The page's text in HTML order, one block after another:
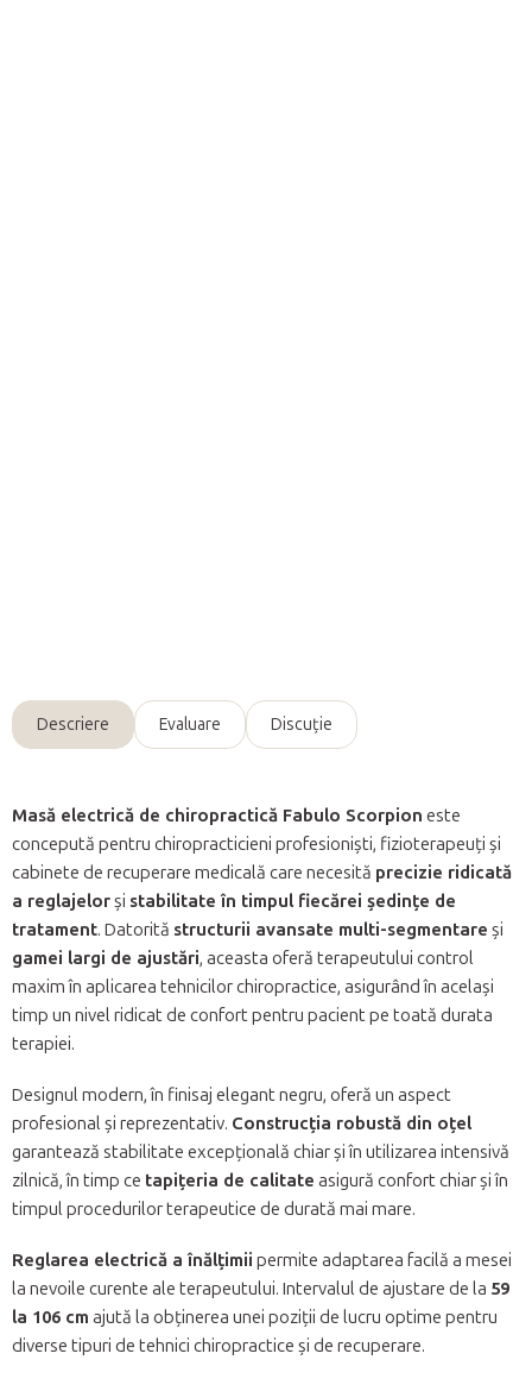
Descriere Evaluare Discuţie
Masă electrică de chiropractică Fabulo Scorpion este
concepută pentru chiropracticieni profesioniști, fizioterapeuți și
cabinete de recuperare medicală care necesită precizie ridicată
a reglajelorși stabilitate în timpul fiecărei ședințe de
tratament. Datorită structurii avansate multi-segmentare și
gamei largi de ajustări, aceasta oferă terapeutului control
maxim în aplicarea tehnicilor chiropractice, asigurând în același
timp un nivel ridicat de confort pentru pacient pe toată durata
terapiei.
Designul modern, în finisaj elegant negru, oferă un aspect
profesional și reprezentativ. Construcția robustă din oțel
garantează stabilitate excepțională chiar și în utilizarea intensivă
zilnică, în timp ce tapițeria de calitate asigură confort chiar și în
timpul procedurilor terapeutice de durată mai mare.
Reglarea electrică a înălțimii permite adaptarea facilă a mesei
la nevoile curente ale terapeutului. Intervalul de ajustare de la 59
la 106 cm ajută la obținerea unei poziții de lucru optime pentru
diverse tipuri de tehnici chiropractice și de recuperare.